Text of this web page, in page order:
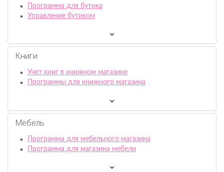
Программа для бутика
Управление бутиком
Книги
Учет книг в книжном магазине
Программы для книжного магазина
Мебель
Программа для мебельного магазина
Программа для магазина мебели